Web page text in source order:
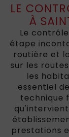
LE
À
Le
étape
routière et
sur les
les
essentiel
technique
prestations